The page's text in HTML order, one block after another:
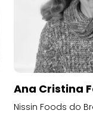
Ana Cristina
Nissin Foods do